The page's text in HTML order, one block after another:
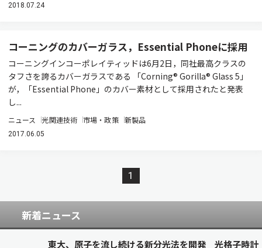
2018.07.24
コーニングのカバーガラス，Essential Phoneに採用
コーニングインコーポレイティッドは6月2日，同社最高クラスの
タフさを誇るカバーガラスである 「Corning® Gorilla® Glass 5」
が，「Essential Phone」のカバー素材として採用されたと発表
し...
ニュース 光関連技術 市場・政策 新製品
2017.06.05
1
新着ニュース
東大、原子を流し続ける新分光法を開発 光格子時計